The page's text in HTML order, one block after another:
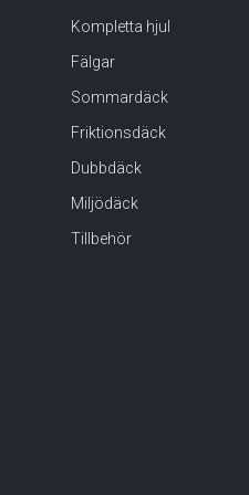
Kompletta hjul
Fälgar
Sommardäck
Friktionsdäck
Dubbdäck
Miljödäck
Tillbehör